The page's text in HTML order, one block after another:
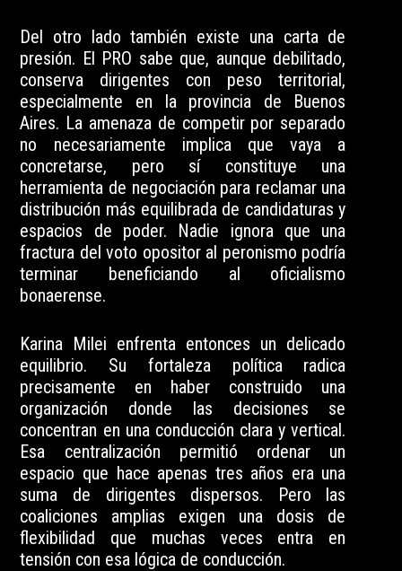
Del otro lado también existe una carta de
presión. El PRO sabe que, aunque debilitado,
conserva dirigentes con peso territorial,
especialmente en la provincia de Buenos
Aires. La amenaza de competir por separado
no necesariamente implica que vaya a
concretarse, pero sí constituye una
herramienta de negociación para reclamar una
distribución más equilibrada de candidaturas y
espacios de poder. Nadie ignora que una
fractura del voto opositor al peronismo podría
terminar beneficiando al oficialismo
bonaerense.
Karina Milei enfrenta entonces un delicado
equilibrio. Su fortaleza política radica
precisamente en haber construido una
organización donde las decisiones se
concentran en una conducción clara y vertical.
Esa centralización permitió ordenar un
espacio que hace apenas tres años era una
suma de dirigentes dispersos. Pero las
coaliciones amplias exigen una dosis de
flexibilidad que muchas veces entra en
tensión con esa lógica de conducción.